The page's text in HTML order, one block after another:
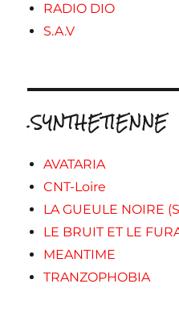
RADIO DIO
S.A.V
.SYNTHETIENNE
AVATARIA
CNT-Loire
LA GUEULE NOIRE
LE BRUIT ET LE
MEANTIME
TRANZOPHOBIA